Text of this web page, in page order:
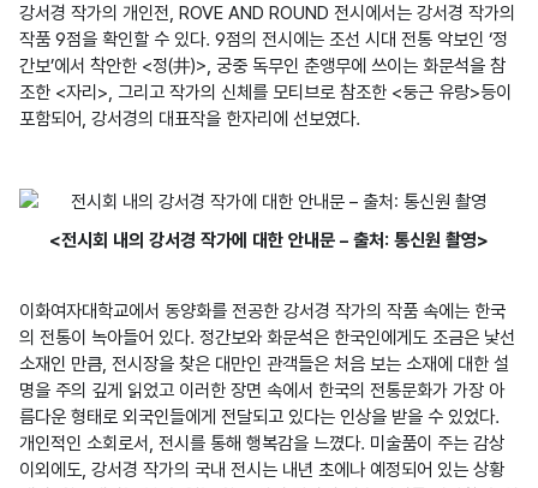
강서경 작가의 개인전, ROVE AND ROUND 전시에서는 강서경 작가의
작품 9점을 확인할 수 있다. 9점의 전시에는 조선 시대 전통 악보인 ‘정
간보’에서 착안한 <정(井)>, 궁중 독무인 춘앵무에 쓰이는 화문석을 참
조한 <자리>, 그리고 작가의 신체를 모티브로 참조한 <둥근 유랑>등이
<전시회 내의 강서경 작가에 대한 안내문 – 출처: 통신원 촬영>
이화여자대학교에서 동양화를 전공한 강서경 작가의 작품 속에는 한국
의 전통이 녹아들어 있다. 정간보와 화문석은 한국인에게도 조금은 낯선
소재인 만큼, 전시장을 찾은 대만인 관객들은 처음 보는 소재에 대한 설
명을 주의 깊게 읽었고 이러한 장면 속에서 한국의 전통문화가 가장 아
름다운 형태로 외국인들에게 전달되고 있다는 인상을 받을 수 있었다.
개인적인 소회로서, 전시를 통해 행복감을 느꼈다. 미술품이 주는 감상
이외에도, 강서경 작가의 국내 전시는 내년 초에나 예정되어 있는 상황